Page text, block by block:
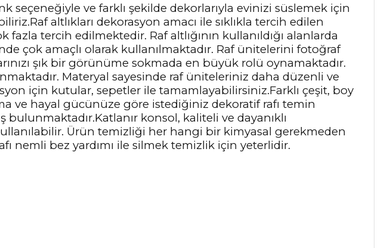
seçeneğiyle ve farklı şekilde dekorlarıyla evinizi süslemek için
altlıkları dekorasyon amacı ile sıklıkla tercih edilen
tercih edilmektedir. Raf altlığının kullanıldığı alanlarda
çok amaçlı olarak kullanılmaktadır. Raf ünitelerini fotoğraf
şık bir görünüme sokmada en büyük rolü oynamaktadır.
Materyal sayesinde raf üniteleriniz daha düzenli ve
için kutular, sepetler ile tamamlayabilirsiniz.Farklı çeşit, boy
ve hayal gücünüze göre istediğiniz dekoratif rafı temin
konsol, kaliteli ve dayanıklı
Ürün temizliği her hangi bir kimyasal gerekmeden
nemli bez yardımı ile silmek temizlik için yeterlidir.